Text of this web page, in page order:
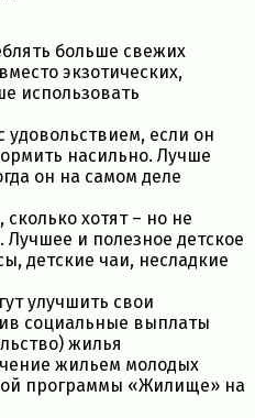
больше свежих
экзотических,
использовать
удовольствием, если он
насильно. Лучше
он на самом деле
хотят – но не
и полезное детское
детские чаи, несладкие
улучшить свои
социальные выплаты
жилья
жильем молодых
программы «Жилище» на